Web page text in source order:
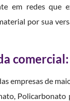
em redes que
por sua
empresas de